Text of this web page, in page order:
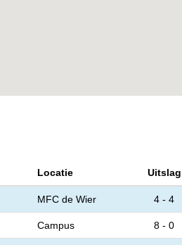
Locatie Uitslag
MFC de Wier 4 - 4
Campus 8 - 0